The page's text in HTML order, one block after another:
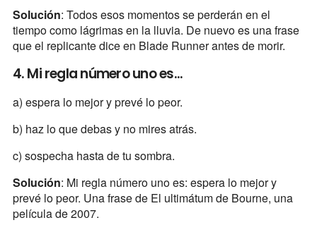
Solución: Todos esos momentos se perderán en el
tiempo como lágrimas en la lluvia. De nuevo es una frase
que el replicante dice en Blade Runner antes de morir.
4. Mi regla número uno es...
a) espera lo mejor y prevé lo peor.
b) haz lo que debas y no mires atrás.
c) sospecha hasta de tu sombra.
Solución: Mi regla número uno es: espera lo mejor y
prevé lo peor. Una frase de El ultimátum de Bourne, una
película de 2007.